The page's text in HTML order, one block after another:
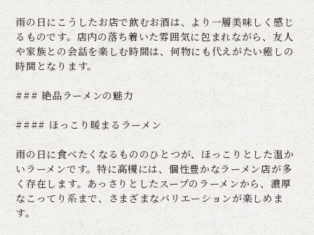
雨の日にこうしたお店で飲むお酒は、より一層美味しく感じ
るものです。店内の落ち着いた雰囲気に包まれながら、友人
や家族との会話を楽しむ時間は、何物にも代えがたい癒しの
時間となります。
### 絶品ラーメンの魅力
#### ほっこり暖まるラーメン
雨の日に食べたくなるもののひとつが、ほっこりとした温か
いラーメンです。特に高槻には、個性豊かなラーメン店が多
く存在します。あっさりとしたスープのラーメンから、濃厚
なこってり系まで、さまざまなバリエーションが楽しめま
す。